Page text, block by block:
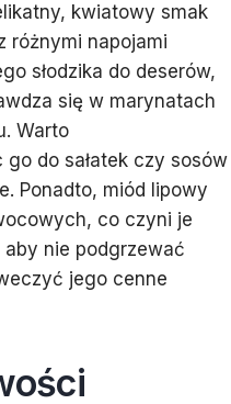
kwiatowy smak
różnymi napojami
słodzika do deserów,
się w marynatach
Warto
do sałatek czy sosów
Ponadto, miód lipowy
co czyni je
nie podgrzewać
jego cenne